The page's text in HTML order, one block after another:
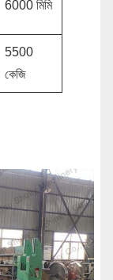
6000 মিমি
5500
কেজি